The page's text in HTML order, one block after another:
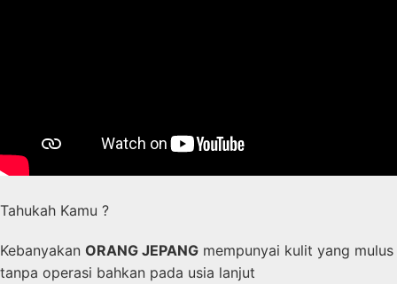
Tahukah Kamu ?
Kebanyakan ORANG JEPANG mempunyai kulit yang mulus
tanpa operasi bahkan pada usia lanjut